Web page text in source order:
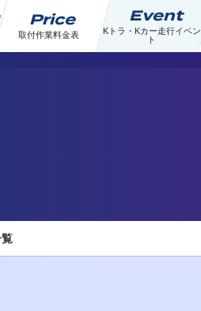
Price
取付作業料金表
Event
Kトラ・Kカー走行イベン
ト